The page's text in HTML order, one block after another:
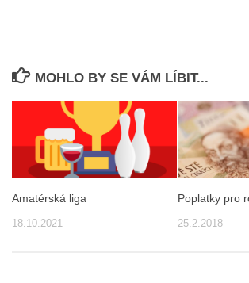
MOHLO BY SE VÁM LÍBIT...
Amatérská liga
18.10.2021
Poplatky pro
25.2.2018